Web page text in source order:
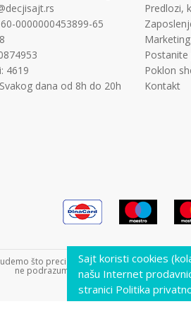
0000000453899-65
4619
Svakog dana od 8h do 20h
Predlozi,
Marketing
Poklon
Kontakt
što precizniji u opisu proizvoda,
ne podrazumeva da su dostupni u svakom
Sajt koristi cookies
našu Internet
stranici Politika